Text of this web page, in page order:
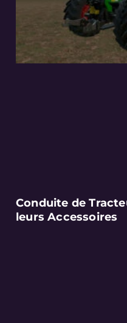
Conduite de
leurs Accessoires